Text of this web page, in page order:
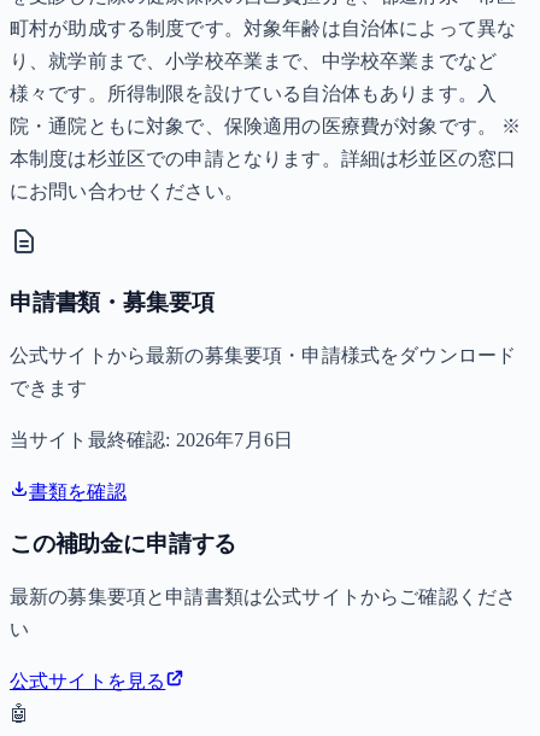
町村が助成する制度です。対象年齢は自治体によって異な
り、就学前まで、小学校卒業まで、中学校卒業までなど
様々です。所得制限を設けている自治体もあります。入
院・通院ともに対象で、保険適用の医療費が対象です。 ※
本制度は杉並区での申請となります。詳細は杉並区の窓口
にお問い合わせください。
申請書類・募集要項
公式サイトから最新の募集要項・申請様式をダウンロード
できます
当サイト最終確認: 2026年7月6日
書類を確認
この補助金に申請する
最新の募集要項と申請書類は公式サイトからご確認くださ
い
公式サイトを見る
🤖